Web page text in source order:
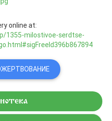
online at:
1355-milostivoe-serdtse-